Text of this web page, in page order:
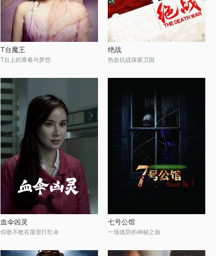
T台魔王
T台上的青春与梦想
绝战
热血抗战保家卫国
血伞凶灵
你敢不敢在屋里打红伞
七号公馆
一场诡异的神秘之旅